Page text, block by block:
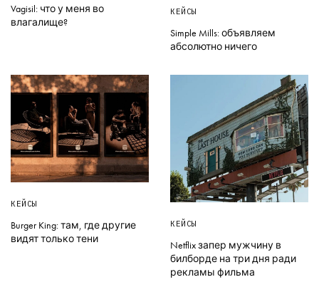
Vagisil: что у меня во
влагалище?
КЕЙСЫ
Simple Mills: объявляем
абсолютно ничего
КЕЙСЫ
Burger King: там, где другие
видят только тени
КЕЙСЫ
Netflix запер мужчину в
билборде на три дня ради
рекламы фильма